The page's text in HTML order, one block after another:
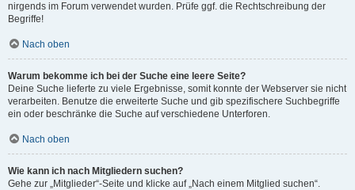
nirgends im Forum verwendet wurden. Prüfe ggf. die Rechtschreibung der
Begriffe!
Nach oben
Warum bekomme ich bei der Suche eine leere Seite?
Deine Suche lieferte zu viele Ergebnisse, somit konnte der Webserver sie nicht
verarbeiten. Benutze die erweiterte Suche und gib spezifischere Suchbegriffe
ein oder beschränke die Suche auf verschiedene Unterforen.
Nach oben
Wie kann ich nach Mitgliedern suchen?
Gehe zur „Mitglieder“-Seite und klicke auf „Nach einem Mitglied suchen“.